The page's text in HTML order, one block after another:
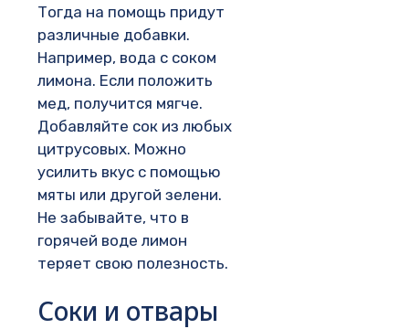
Тогда на помощь придут
различные добавки.
Например, вода с соком
лимона. Если положить
мед, получится мягче.
Добавляйте сок из любых
цитрусовых. Можно
усилить вкус с помощью
мяты или другой зелени.
Не забывайте, что в
горячей воде лимон
теряет свою полезность.
Соки и отвары